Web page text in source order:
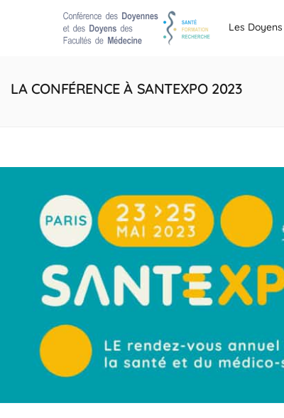
Les Doyens
LA CONFÉRENCE À SANTEXPO 2023